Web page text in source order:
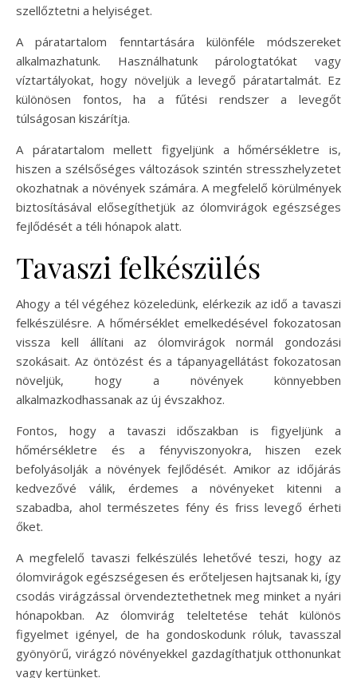
szellőztetni a helyiséget.
A páratartalom fenntartására különféle módszereket
alkalmazhatunk. Használhatunk párologtatókat vagy
víztartályokat, hogy növeljük a levegő páratartalmát. Ez
különösen fontos, ha a fűtési rendszer a levegőt
túlságosan kiszárítja.
A páratartalom mellett figyeljünk a hőmérsékletre is,
hiszen a szélsőséges változások szintén stresszhelyzetet
okozhatnak a növények számára. A megfelelő körülmények
biztosításával elősegíthetjük az ólomvirágok egészséges
fejlődését a téli hónapok alatt.
Tavaszi felkészülés
Ahogy a tél végéhez közeledünk, elérkezik az idő a tavaszi
felkészülésre. A hőmérséklet emelkedésével fokozatosan
vissza kell állítani az ólomvirágok normál gondozási
szokásait. Az öntözést és a tápanyagellátást fokozatosan
növeljük, hogy a növények könnyebben
alkalmazkodhassanak az új évszakhoz.
Fontos, hogy a tavaszi időszakban is figyeljünk a
hőmérsékletre és a fényviszonyokra, hiszen ezek
befolyásolják a növények fejlődését. Amikor az időjárás
kedvezővé válik, érdemes a növényeket kitenni a
szabadba, ahol természetes fény és friss levegő érheti
őket.
A megfelelő tavaszi felkészülés lehetővé teszi, hogy az
ólomvirágok egészségesen és erőteljesen hajtsanak ki, így
csodás virágzással örvendeztethetnek meg minket a nyári
hónapokban. Az ólomvirág teleltetése tehát különös
figyelmet igényel, de ha gondoskodunk róluk, tavasszal
gyönyörű, virágzó növényekkel gazdagíthatjuk otthonunkat
vagy kertünket.